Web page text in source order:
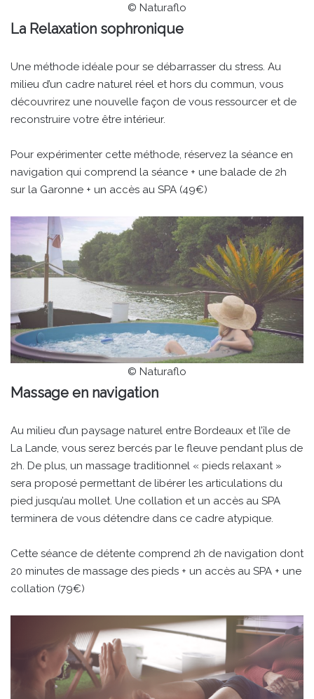
© Naturaflo
La Relaxation sophronique
Une méthode idéale pour se débarrasser du stress. Au
milieu d’un cadre naturel réel et hors du commun, vous
découvrirez une nouvelle façon de vous ressourcer et de
reconstruire votre être intérieur.
Pour expérimenter cette méthode, réservez la séance en
navigation qui comprend la séance + une balade de 2h
sur la Garonne + un accès au SPA (49€)
© Naturaflo
Massage en navigation
Au milieu d’un paysage naturel entre Bordeaux et l’île de
La Lande, vous serez bercés par le fleuve pendant plus de
2h. De plus, un massage traditionnel « pieds relaxant »
sera proposé permettant de libérer les articulations du
pied jusqu’au mollet. Une collation et un accès au SPA
terminera de vous détendre dans ce cadre atypique.
Cette séance de détente comprend 2h de navigation dont
20 minutes de massage des pieds + un accès au SPA + une
collation (79€)